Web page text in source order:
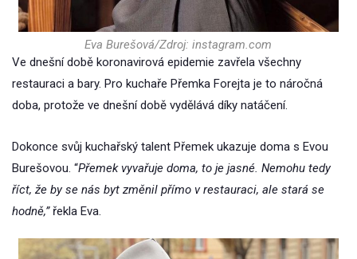
Eva Burešová/Zdroj: instagram.com
Ve dnešní době koronavirová epidemie zavřela všechny
restauraci a bary. Pro kuchaře Přemka Forejta je to náročná
doba, protože ve dnešní době vydělává díky natáčení.
Dokonce svůj kuchařský talent Přemek ukazuje doma s Evou
Burešovou. “Přemek vyvařuje doma, to je jasné. Nemohu tedy
říct, že by se nás byt změnil přímo v restauraci, ale stará se
hodně,”řekla Eva.